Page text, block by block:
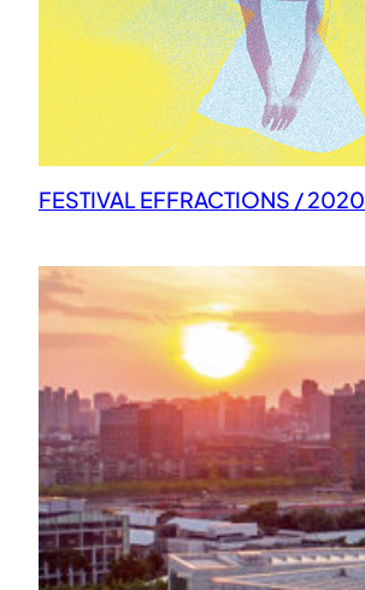
FESTIVAL EFFRACTIONS / 2020